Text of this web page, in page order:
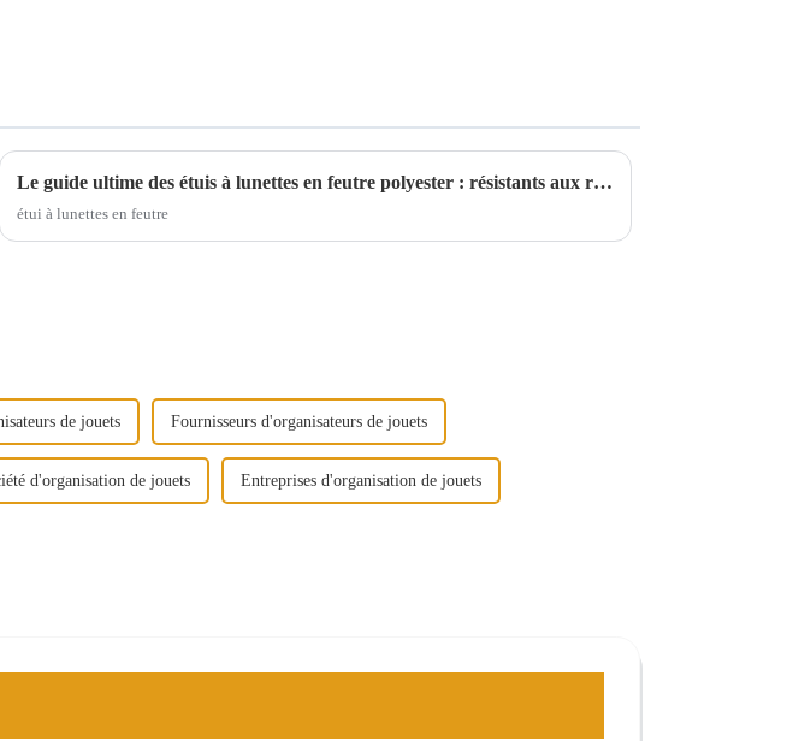
Le guide ultime des étuis à lunettes en feutre polyester : résistants aux rayures, légers et durables
étui à lunettes en feutre
de jouets Fournisseurs d'organisateurs de jouets
d'organisation de jouets Entreprises d'organisation de jouets